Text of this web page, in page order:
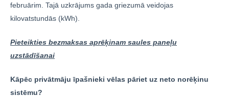
februārim. Tajā uzkrājums gada griezumā veidojas
kilovatstundās (kWh).
Pieteikties bezmaksas aprēķinam saules paneļu
uzstādīšanai
Kāpēc privātmāju īpašnieki vēlas pāriet uz neto norēķinu
sistēmu?